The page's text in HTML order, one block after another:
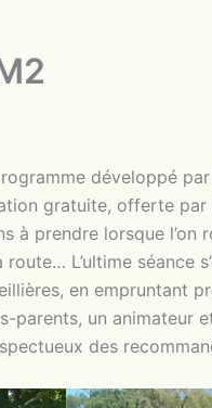
développé
gratuite, offerte
à prendre lorsque
L’ultime séance
en empruntant
parents, un
des